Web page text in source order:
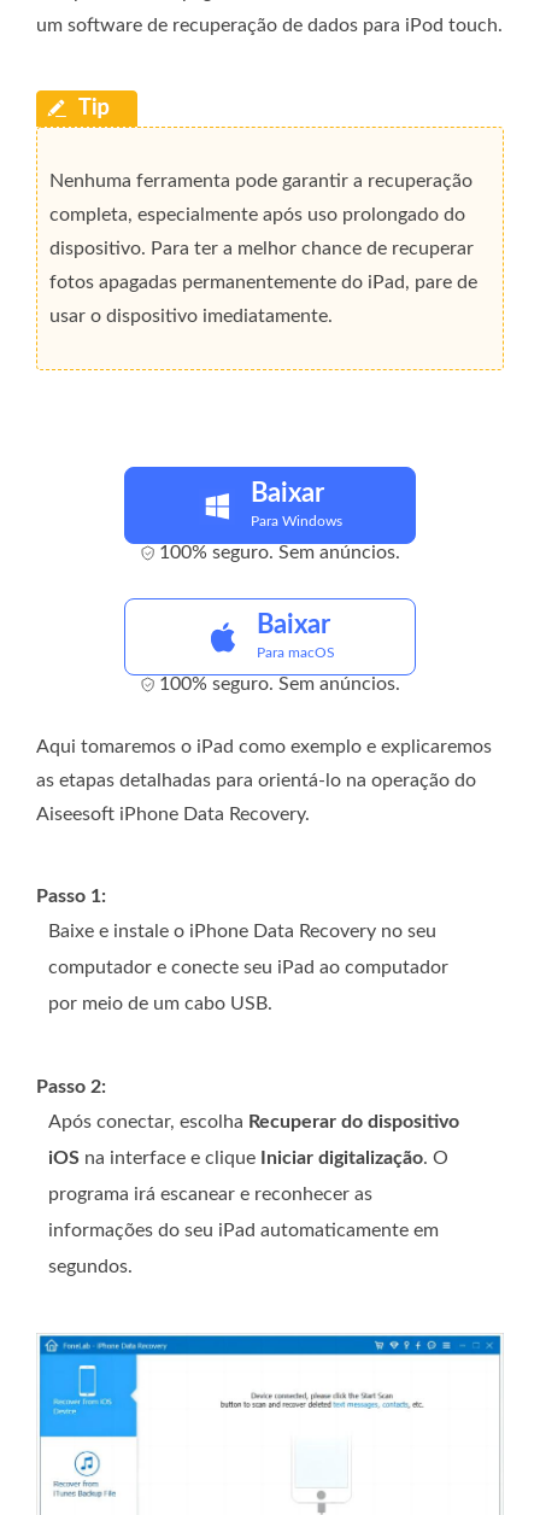
um software de recuperação de dados para iPod touch.
Nenhuma ferramenta pode garantir a recuperação
completa, especialmente após uso prolongado do
dispositivo. Para ter a melhor chance de recuperar
fotos apagadas permanentemente do iPad, pare de
usar o dispositivo imediatamente.
Baixar
Para Windows
100% seguro. Sem anúncios.
Baixar
Para macOS
100% seguro. Sem anúncios.
Aqui tomaremos o iPad como exemplo e explicaremos
as etapas detalhadas para orientá-lo na operação do
Aiseesoft iPhone Data Recovery.
Passo 1:
Baixe e instale o iPhone Data Recovery no seu
computador e conecte seu iPad ao computador
por meio de um cabo USB.
Passo 2:
Após conectar, escolha Recuperar do dispositivo
iOS na interface e clique Iniciar digitalização. O
programa irá escanear e reconhecer as
informações do seu iPad automaticamente em
segundos.